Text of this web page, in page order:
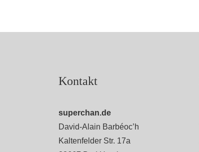
Kontakt
superchan.de
David-Alain Barbéoc’h
Kaltenfelder Str. 17a